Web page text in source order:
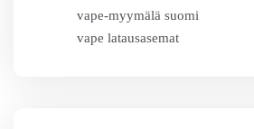
vape-myymälä suomi
vape latausasemat